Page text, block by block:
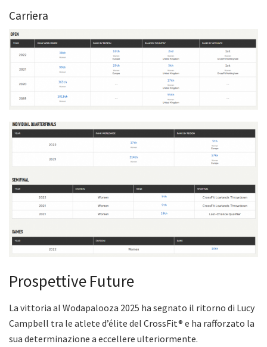
Carriera
Prospettive Future
La vittoria al Wodapalooza 2025 ha segnato il ritorno di Lucy
Campbell tra le atlete d’élite del CrossFit® e ha rafforzato la
sua determinazione a eccellere ulteriormente.